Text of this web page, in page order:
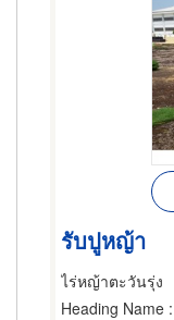
รับปูหญ้า
ไร่หญ้าตะวันรุ่ง
Heading Name